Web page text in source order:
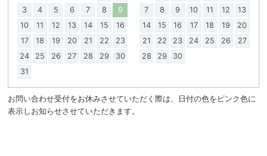
3
4 5 6 7 8
9
10
11 12 13 14 15
16
17
18 19 20 21 22
23
24
25 26 27 28 29
30
31
7
8 9 10 11 12
13
14
15 16 17 18 19
20
21
22 23 24 25 26
27
28
29 30
お問い合わせ受付をお休みさせていただく際は、日付の色をピンク色に
表示しお知らせさせていただきます。